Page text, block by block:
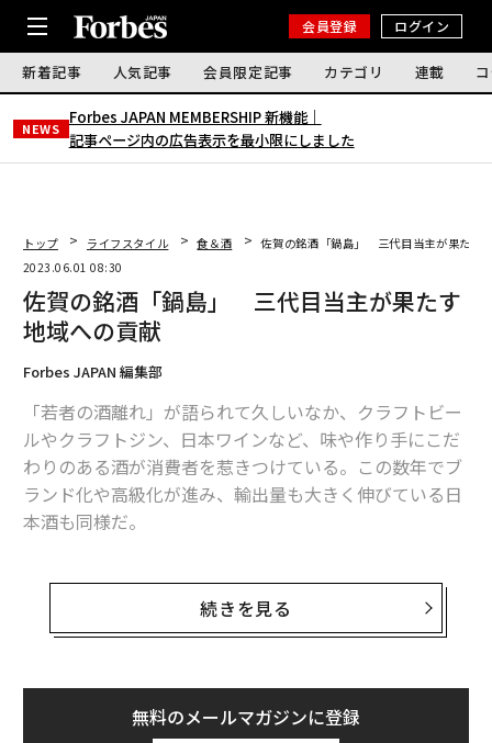
会員登録 ログイン
新着記事 人気記事 会員限定記事 カテゴリ 連載
NEWS
Forbes JAPAN MEMBERSHIP 新機能｜
記事ページ内の広告表示を最小限にしました
トップ ライフスタイル 食＆酒
佐賀の銘酒「鍋島」 三代目当主が果たす
2023.06.01 08:30
佐賀の銘酒「鍋島」 三代目当主が果たす
地域への貢献
Forbes JAPAN 編集部
「若者の酒離れ」が語られて久しいなか、クラフトビー
ルやクラフトジン、日本ワインなど、味や作り手にこだ
わりのある酒が消費者を惹きつけている。この数年でブ
ランド化や高級化が進み、輸出量も大きく伸びている日
本酒も同様だ。
その一角をなすのが、佐賀・鹿島市で続く富久千代酒
造。代表銘柄である「鍋島」は2011年、世界最大規模の
ワイン品評会 インターナショナル･ワイン･チャレンジで
のまち」としての輝かせると、翌2012年からは酒蔵ツー
リズムを立ち上げ、地域を盛り上げてきた。
続きを見る
無料のメールマガジンに登録